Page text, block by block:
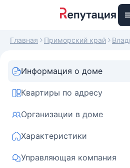
Главная Приморский край
Информация о доме
Квартиры по адресу
Организации в доме
Характеристики
Управляющая компания